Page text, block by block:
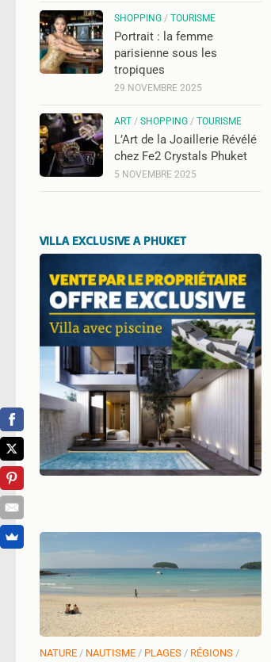
SHOPPING / TOURISME
Portrait : la femme
parisienne sous les
tropiques
29 NOVEMBRE 2025
ART / SHOPPING / TOURISME
L’Art de la Joaillerie Révélé
chez Fe2 Crystals Phuket
5 NOVEMBRE 2025
VILLA EXCLUSIVE A PHUKET
NATURE / NAUTISME / PLAGES / RÉGIONS /